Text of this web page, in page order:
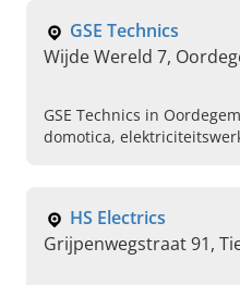
GSE Technics
Wijde Wereld 7,
GSE Technics in
domotica,
HS Electrics
Grijpenwegstraat 91,